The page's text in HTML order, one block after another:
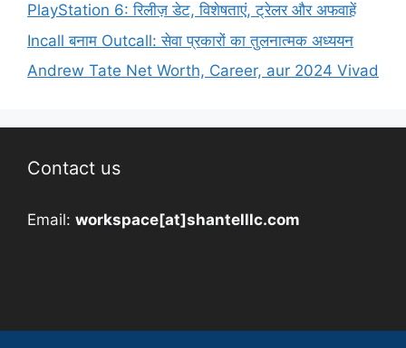
PlayStation 6: रिलीज़ डेट, विशेषताएं, ट्रेलर और अफवाहें
Incall बनाम Outcall: सेवा प्रकारों का तुलनात्मक अध्ययन
Andrew Tate Net Worth, Career, aur 2024 Vivad
Contact us
Email: workspace[at]shantelllc.com